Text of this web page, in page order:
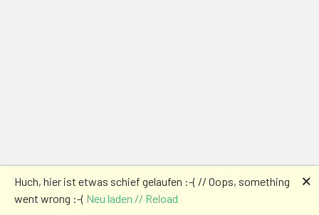
Huch, hier ist etwas schief gelaufen :-( // Oops, something
went wrong :-( Neu laden // Reload
🗙